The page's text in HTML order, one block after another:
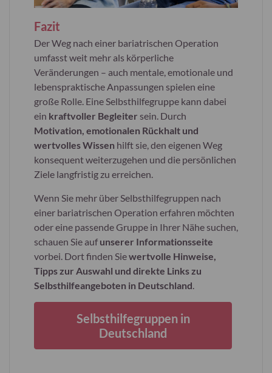
Fazit
Der Weg nach einer bariatrischen Operation
umfasst weit mehr als körperliche
Veränderungen – auch mentale, emotionale und
lebenspraktische Anpassungen spielen eine
große Rolle. Eine Selbsthilfegruppe kann dabei
ein kraftvoller Begleiter sein. Durch
Motivation, emotionalen Rückhalt und
wertvolles Wissen hilft sie, den eigenen Weg
konsequent weiterzugehen und die persönlichen
Ziele langfristig zu erreichen.
Wenn Sie mehr über Selbsthilfegruppen nach
einer bariatrischen Operation erfahren möchten
oder eine passende Gruppe in Ihrer Nähe suchen,
schauen Sie auf unserer Informationsseite
vorbei. Dort finden Siewertvolle Hinweise,
Tipps zur Auswahl und direkte Links zu
Selbsthilfeangeboten in Deutschland.
Selbsthilfegruppen in
Deutschland